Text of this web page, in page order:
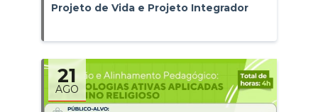
Projeto de Vida e Projeto Integrador
21
AGO